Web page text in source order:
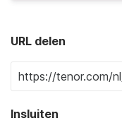
URL delen
Insluiten